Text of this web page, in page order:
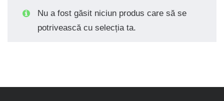
Nu a fost găsit niciun produs care să se
potrivească cu selecția ta.